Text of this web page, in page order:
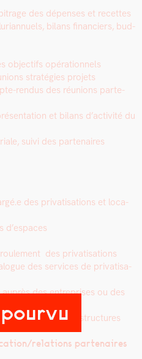
des dépens­es et recettes
bilans financiers, bud­
objec­tifs opéra­tionnels
straté­gies pro­jets
ren­dus des réu­nions parte­
et bilans d’activité du
suivi des parte­naires
des pri­vati­sa­tions et loca­
d’espaces
des pri­vati­sa­tions
des ser­vices de pri­vati­sa­
des entre­pris­es ou des
avec divers­es struc­tures
relations parte­naires